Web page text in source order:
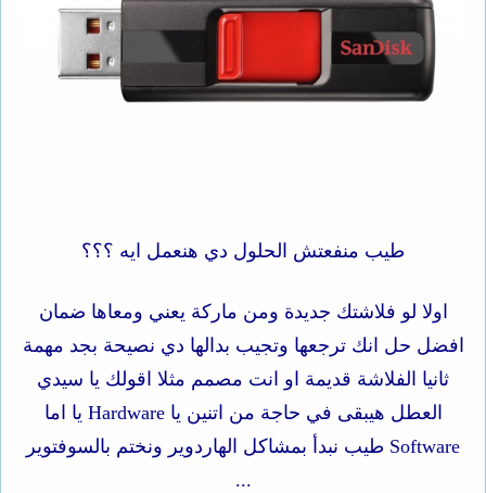
طيب منفعتش الحلول دي هنعمل ايه ؟؟؟
اولا لو فلاشتك جديدة ومن ماركة يعني ومعاها ضمان
افضل حل انك ترجعها وتجيب بدالها دي نصيحة بجد مهمة
ثانيا الفلاشة قديمة او انت مصمم مثلا اقولك يا سيدي
العطل هيبقى في حاجة من اتنين يا Hardware يا اما
Software طيب نبدأ بمشاكل الهاردوير ونختم بالسوفتوير
...